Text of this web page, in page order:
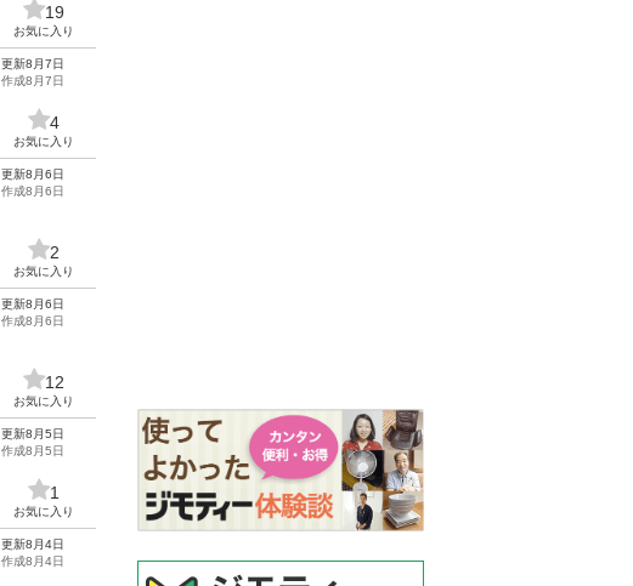
19
お気に入り
更新8月7日
作成8月7日
4
お気に入り
更新8月6日
作成8月6日
2
お気に入り
更新8月6日
作成8月6日
12
お気に入り
更新8月5日
作成8月5日
1
お気に入り
更新8月4日
作成8月4日